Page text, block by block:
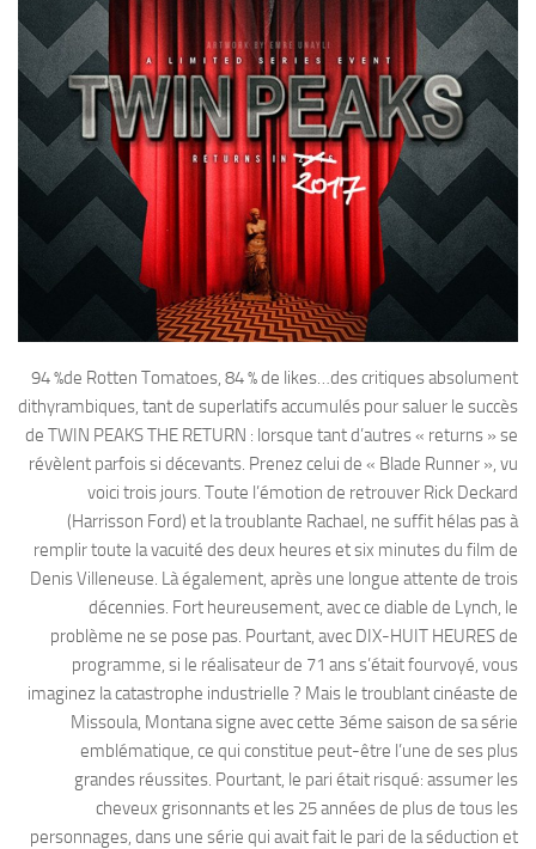
94 %de Rotten Tomatoes, 84 % de likes…des critiques absolument
dithyrambiques, tant de superlatifs accumulés pour saluer le succès
de TWIN PEAKS THE RETURN : lorsque tant d’autres « returns » se
révèlent parfois si décevants. Prenez celui de « Blade Runner », vu
voici trois jours. Toute l’émotion de retrouver Rick Deckard
(Harrisson Ford) et la troublante Rachael, ne suffit hélas pas à
remplir toute la vacuité des deux heures et six minutes du film de
Denis Villeneuse. Là également, après une longue attente de trois
décennies. Fort heureusement, avec ce diable de Lynch, le
problème ne se pose pas. Pourtant, avec DIX-HUIT HEURES de
programme, si le réalisateur de 71 ans s’était fourvoyé, vous
imaginez la catastrophe industrielle ? Mais le troublant cinéaste de
Missoula, Montana signe avec cette 3éme saison de sa série
emblématique, ce qui constitue peut-être l’une de ses plus
grandes réussites. Pourtant, le pari était risqué: assumer les
cheveux grisonnants et les 25 années de plus de tous les
personnages, dans une série qui avait fait le pari de la séduction et